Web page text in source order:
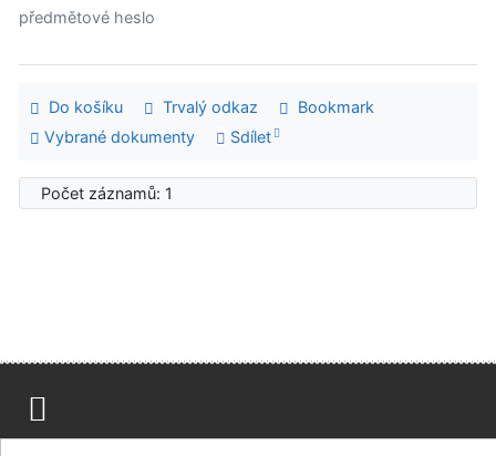
předmětové heslo
Do košíku Trvalý odkaz
Bookmark
Vybrané dokumenty
Sdílet
Počet záznamů: 1